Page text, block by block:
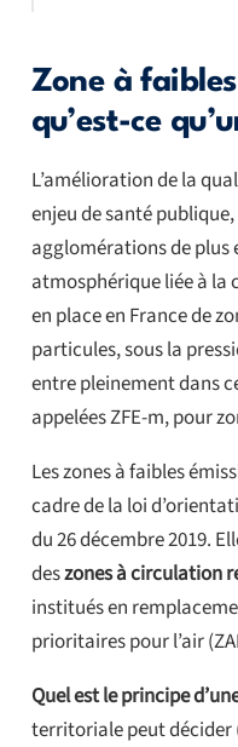
Zone à
qu’est-ce
L’amélioration de la
enjeu de santé
agglomérations de plus
atmosphérique liée à
en place en France de
particules, sous la
entre pleinement dans
appelées ZFE-m, pour
Les zones à faibles
cadre de la loi
du 26 décembre 2019.
deszones à circulation
institués en
prioritaires pour l’air
Quel est le principe
territoriale peut décider